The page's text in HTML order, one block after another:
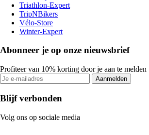
Triathlon-Expert
TripNBikers
Vélo-Store
Winter-Expert
Abonneer je op onze nieuwsbrief
Profiteer van 10% korting door je aan te
Aanmelden
Blijf verbonden
Volg ons op sociale media